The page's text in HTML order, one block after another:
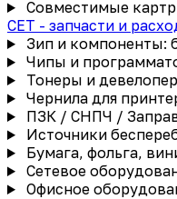
Совместимые
CET - запчасти и
Зип и компоненты:
Чипы и
Тонеры и
Чернила для
ПЗК / СНПЧ /
Источники
Бумага, фольга,
Сетевое
Офисное